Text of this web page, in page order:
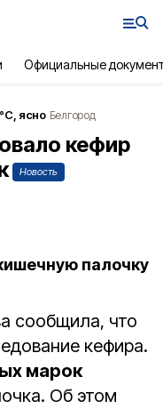
Официальные
ясно Белгород
кефир
Новость
палочку
сообщила, что
кефира.
марок
Об этом